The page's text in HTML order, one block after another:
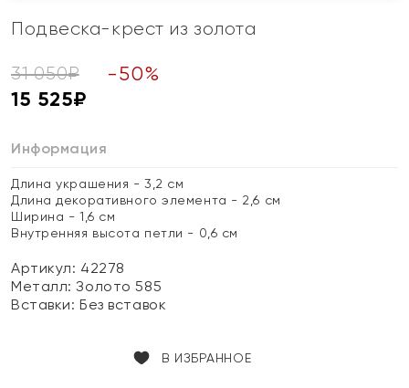
Подвеска-крест из золота
31 050₽ -50%
15 525₽
Информация
Длина украшения - 3,2 см
Длина декоративного элемента - 2,6 см
Ширина - 1,6 см
Внутренняя высота петли - 0,6 см
Артикул: 42278
Металл:Золото 585
Вставки:Без вставок
В ИЗБРАННОЕ